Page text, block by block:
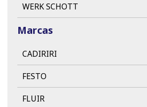
WERK SCHOTT
Marcas
CADIRIRI
FESTO
FLUIR